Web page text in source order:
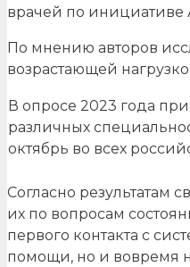
врачей по инициативе
По мнению авторов
возрастающей
В опросе 2023 года
различных
октябрь во всех
Согласно результатам
их по вопросам
первого контакта с
помощи, но и вовремя